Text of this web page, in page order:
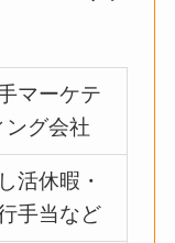
マーケテ
ング会社
活休暇・
手当など